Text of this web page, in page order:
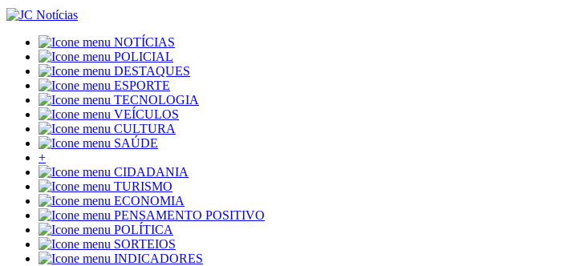
NOTÍCIAS
POLICIAL
DESTAQUES
ESPORTE
TECNOLOGIA
VEÍCULOS
CULTURA
SAÚDE
+
CIDADANIA
TURISMO
ECONOMIA
PENSAMENTO POSITIVO
POLÍTICA
SORTEIOS
INDICADORES